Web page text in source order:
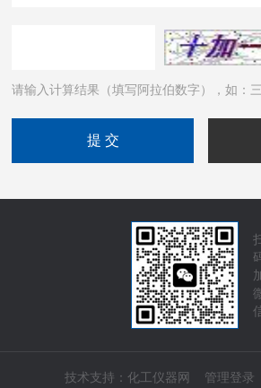
请输入计算结果（填写阿拉伯数字），如：
技术支持： 化工仪器网 管理登录